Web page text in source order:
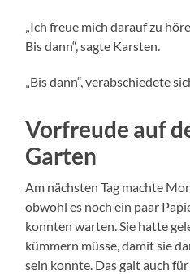
„Ich freue mich darauf zu
Bis dann“, sagte Karsten.
„Bis dann“, verabschiedete
Vorfreude auf
Garten
Am nächsten Tag machte
obwohl es noch ein paar
konnten warten. Sie hatte
kümmern müsse, damit sie
sein konnte. Das galt auch